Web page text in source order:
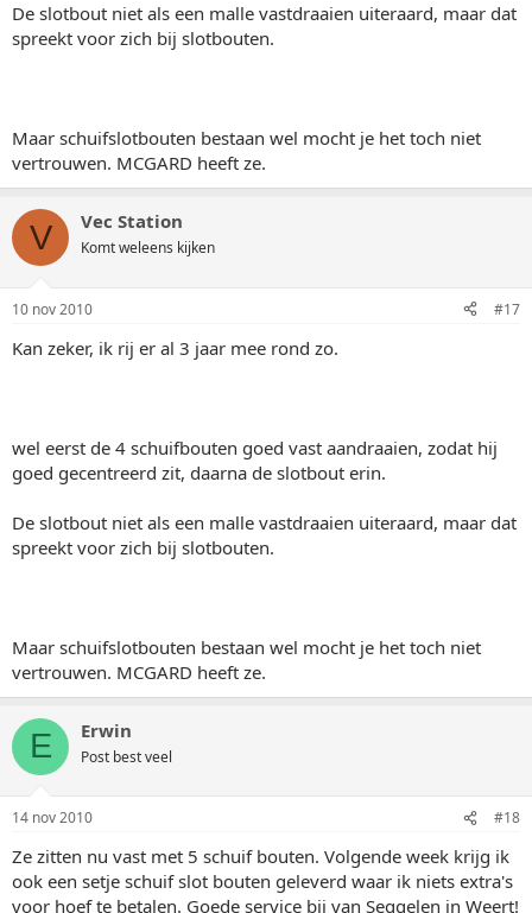
De slotbout niet als een malle vastdraaien uiteraard, maar dat
spreekt voor zich bij slotbouten.
Maar schuifslotbouten bestaan wel mocht je het toch niet
vertrouwen. MCGARD heeft ze.
V Vec Station
Komt weleens kijken
10 nov 2010 #17
Kan zeker, ik rij er al 3 jaar mee rond zo.
wel eerst de 4 schuifbouten goed vast aandraaien, zodat hij
goed gecentreerd zit, daarna de slotbout erin.
De slotbout niet als een malle vastdraaien uiteraard, maar dat
spreekt voor zich bij slotbouten.
Maar schuifslotbouten bestaan wel mocht je het toch niet
vertrouwen. MCGARD heeft ze.
E Erwin
Post best veel
14 nov 2010 #18
Ze zitten nu vast met 5 schuif bouten. Volgende week krijg ik
ook een setje schuif slot bouten geleverd waar ik niets extra's
voor hoef te betalen. Goede service bij van Seggelen in Weert!